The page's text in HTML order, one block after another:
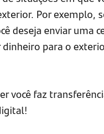
Por exemplo,
deseja enviar uma
dinheiro para o
você faz